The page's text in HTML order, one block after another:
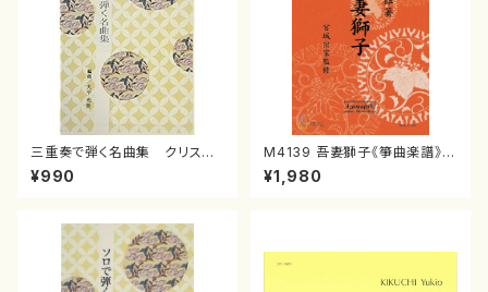
三重奏で弾く名曲集 クリスマ
スメドレー( 箏2/大平光美 編
曲/楽譜）
¥990
M4139 吾妻獅子《箏曲楽譜》
（箏/宮城道雄著・宮城宗家監修/
箏曲古典楽譜）
¥1,980